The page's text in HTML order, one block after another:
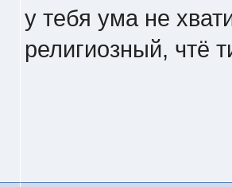
у тебя ума не
религиозный, чтё